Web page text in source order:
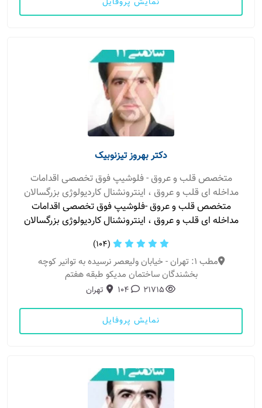
دکتر بهروز تیزنوبیک
متخصص قلب و عروق - فلوشیپ فوق تخصصی اقدامات
مداخله ای قلب و عروق ، اینترونشنال کاردیولوژی بزرگسالان
متخصص قلب و عروق -فلوشیپ فوق تخصصی اقدامات
مداخله ای قلب و عروق ، اینترونشنال کاردیولوژی بزرگسالان
(104)
مطب 1: تهران - خیابان ولیعصر نرسیده به توانیر کوچه
بخشندگان ساختمان مدیکو طبقه هفتم
21715
104 تهران
نمایش پروفایل